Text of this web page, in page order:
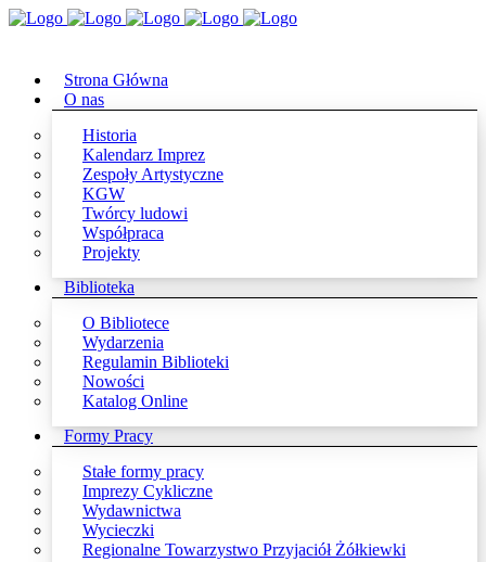
Strona Główna
O nas
Historia
Kalendarz Imprez
Zespoły Artystyczne
KGW
Twórcy ludowi
Współpraca
Projekty
Biblioteka
O Bibliotece
Wydarzenia
Regulamin Biblioteki
Nowości
Katalog Online
Formy Pracy
Stałe formy pracy
Imprezy Cykliczne
Wydawnictwa
Wycieczki
Regionalne Towarzystwo Przyjaciół Żółkiewki